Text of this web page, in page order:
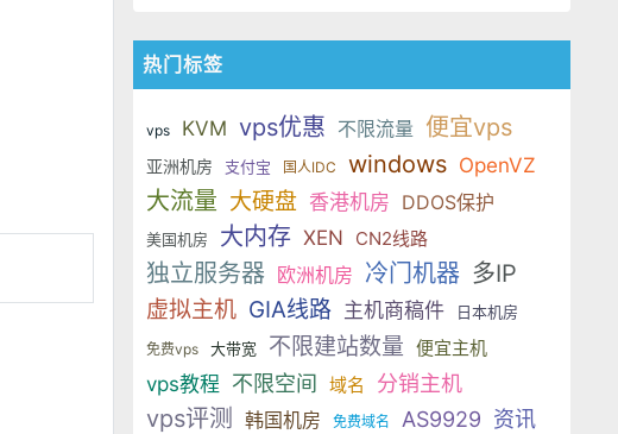
国两大系列。亚洲 VPS 月付低至 6
于 KVM 虚拟化架构，配备 NVMe
国两大系列。亚洲 VPS 月付低至 6
美元，美国
于 KVM 虚拟化架构，配备 NVMe
SSD 固态硬盘，主要分为亚洲和美
国两大系列。亚洲 VPS 月付低至 6
美元，美国
VDS 业务，数据中心覆盖中国香
于 KVM 虚拟化架构，配备 NVMe
SSD 固态硬盘，主要分为亚洲和美
国两大系列。亚洲 VPS 月付低至 6
美元，美国
热门标签
vps KVM vps优惠 不限流量 便宜vps
亚洲机房 支付宝 国人IDC windows OpenVZ
大流量 大硬盘 香港机房 DDOS保护
美国机房 大内存 XEN CN2线路
独立服务器 欧洲机房 冷门机器 多IP
虚拟主机 GIA线路 主机商稿件 日本机房
免费vps 大带宽 不限建站数量 便宜主机
vps教程 不限空间 域名 分销主机
vps评测 韩国机房 免费域名 AS9929 资讯